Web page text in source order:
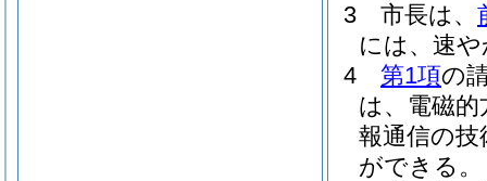
3
市長は、
には、速
4
第1項の
は、電磁的
報通信の
ができる。